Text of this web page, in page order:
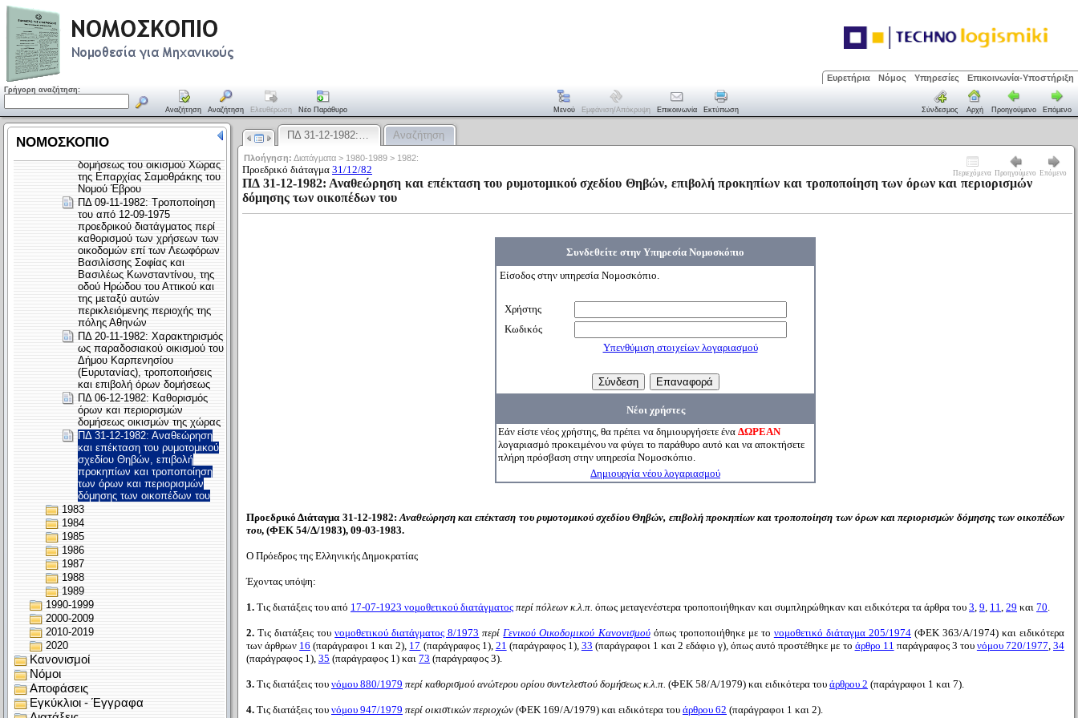
Ευρετήρια Νόμος Υπηρεσίες Επικοινωνία-Υποστήριξη
Γρήγορη αναζήτηση:
Αναζήτηση Αναζήτηση Ελευθέρωση Νέο Παράθυρο Μενού Εμφάνιση/απόκρυψη Επικοινωνία Εκτύπωση Σύνδεσμος Αρχή Προηγούμενο Επόμενο
ΠΔ 31-12-1982:… Αναζήτηση